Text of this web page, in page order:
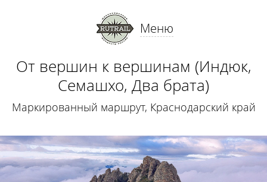
Меню
От вершин к вершинам (Индюк,
Семашхо, Два брата)
Маркированный маршрут, Краснодарский край